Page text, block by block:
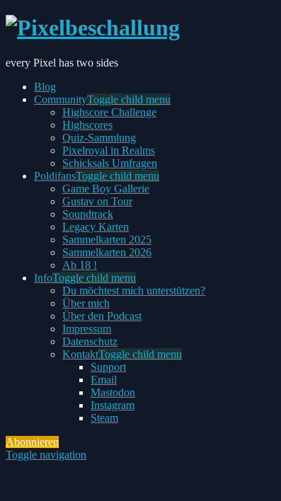
every Pixel has two sides
Blog
CommunityToggle child menu
Highscore Challenge
Highscores
Quiz-Sammlung
Pixelroyal in Realms
Schicksals Umfragen
PoldifansToggle child menu
Game Boy Gallerie
Gustav on Tour
Soundtrack
Legacy Karten
Sammelkarten 2025
Sammelkarten 2026
Ab 18 !
InfoToggle child menu
Du möchtest mich unterstützen?
Über mich
Über den Podcast
Impressum
Datenschutz
KontaktToggle child menu
Support
Email
Mastodon
Instagram
Steam
Abonnieren
Toggle navigation